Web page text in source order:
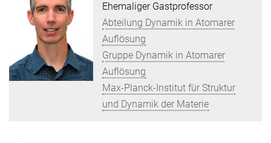
Ehemaliger Gastprofessor
Abteilung Dynamik in Atomarer
Auflösung
Gruppe Dynamik in Atomarer
Auflösung
Max-Planck-Institut für Struktur
und Dynamik der Materie